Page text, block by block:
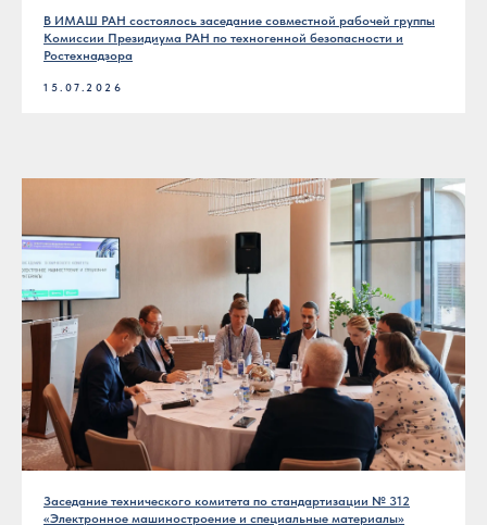
В ИМАШ РАН состоялось заседание совместной рабочей группы
Комиссии Президиума РАН по техногенной безопасности и
Ростехнадзора
15.07.2026
Заседание технического комитета по стандартизации № 312
«Электронное машиностроение и специальные материалы»